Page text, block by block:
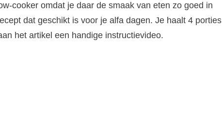
cooker omdat je daar de smaak van eten zo goed in
dat geschikt is voor je alfa dagen. Je haalt 4 porties
het artikel een handige instructievideo.